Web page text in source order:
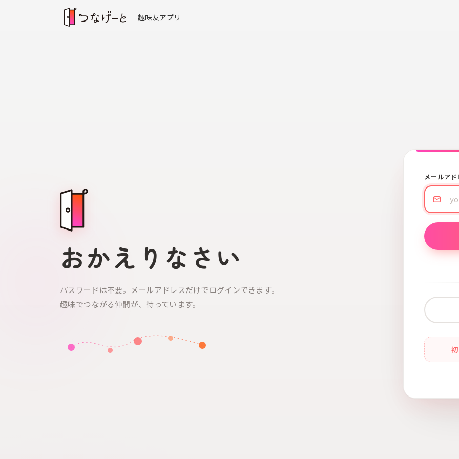
趣味友アプリ
おかえりなさい
パスワードは不要。メールアドレスだけでログインできます。
趣味でつながる仲間が、待っています。
メールア